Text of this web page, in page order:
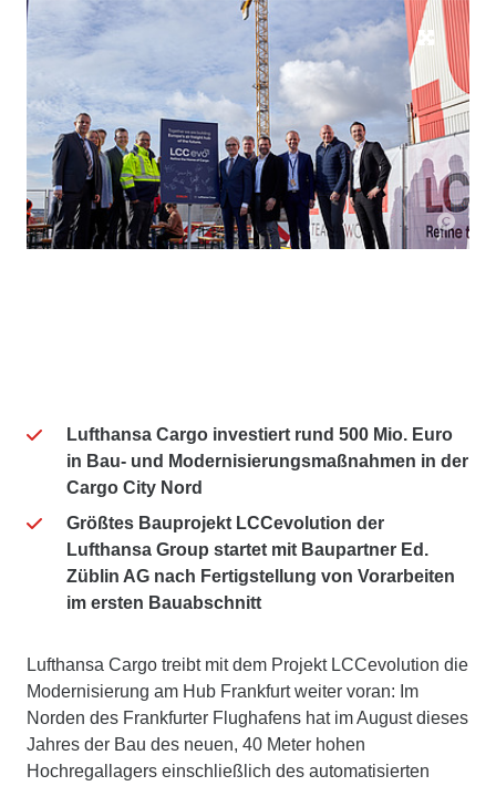
Lufthansa Cargo investiert rund 500 Mio. Euro
in Bau- und Modernisierungsmaßnahmen in der
Cargo City Nord
Größtes Bauprojekt LCCevolution der
Lufthansa Group startet mit Baupartner Ed.
Züblin AG nach Fertigstellung von Vorarbeiten
im ersten Bauabschnitt
Lufthansa Cargo treibt mit dem Projekt LCCevolution die
Modernisierung am Hub Frankfurt weiter voran: Im
Norden des Frankfurter Flughafens hat im August dieses
Jahres der Bau des neuen, 40 Meter hohen
Hochregallagers einschließlich des automatisierten